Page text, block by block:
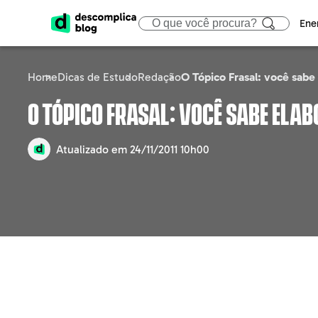
ENEM
Calendário
Gabaritos e Resultados
Fies
CIÊNCIAS
Filosofia
Atualidades
HomeDicas de EstudoRedaçãoO Tópico Frasal: você
O Tópico Frasal: você sabe
Atualizado em 24/11/2011 10h00